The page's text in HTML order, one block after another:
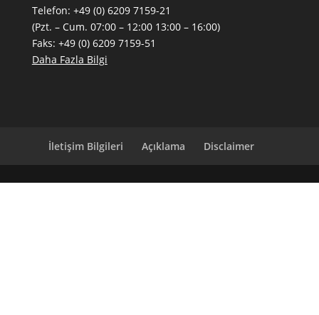
Telefon: +49 (0) 6209 7159-21
(Pzt. – Cum. 07:00 – 12:00 13:00 – 16:00)
Faks: +49 (0) 6209 7159-51
Daha Fazla Bilgi
İletişim Bilgileri Açıklama Disclaimer